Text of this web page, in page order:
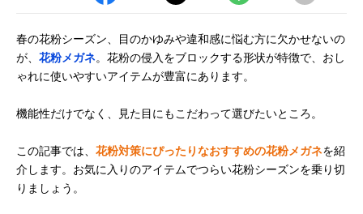
春の花粉シーズン、目のかゆみや違和感に悩む方に欠かせないの
が、 花粉メガネ。花粉の侵入をブロックする形状が特徴で、おし
ゃれに使いやすいアイテムが豊富にあります。
機能性だけでなく、見た目にもこだわって選びたいところ。
この記事では、 花粉対策にぴったりなおすすめの花粉メガネを紹
介します。お気に入りのアイテムでつらい花粉シーズンを乗り切
りましょう。